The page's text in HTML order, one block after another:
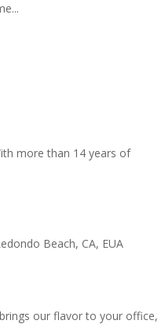
more than 14 years of
Beach, CA, EUA
brings our flavor to your office,